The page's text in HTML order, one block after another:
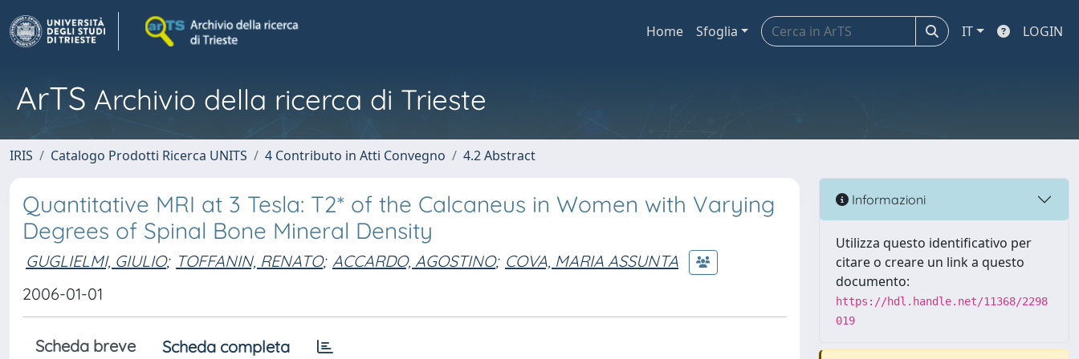
Home Sfoglia IT LOGIN
ArTS Archivio della ricerca di Trieste
IRIS Catalogo Prodotti Ricerca UNITS 4 Contributo in Atti Convegno 4.2 Abstract
Quantitative MRI at 3 Tesla: T2* of the Calcaneus in Women with Varying
Degrees of Spinal Bone Mineral Density
GUGLIELMI, GIULIO; TOFFANIN, RENATO; ACCARDO, AGOSTINO; COVA, MARIA ASSUNTA
2006-01-01
Scheda breve Scheda completa
Informazioni
Utilizza questo identificativo per
citare o creare un link a questo
documento:
https://hdl.handle.net/11368/2298
019